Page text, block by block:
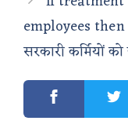
employees
सरकारी कर्मियों